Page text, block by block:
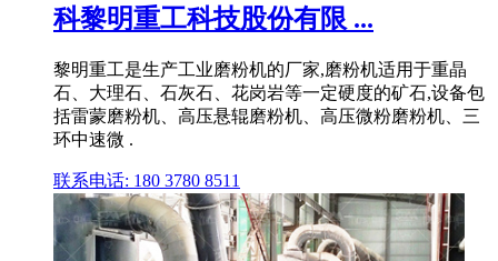
科黎明重工科技股份有限 ...
黎明重工是生产工业磨粉机的厂家,磨粉机适用于重晶
石、大理石、石灰石、花岗岩等一定硬度的矿石,设备包
括雷蒙磨粉机、高压悬辊磨粉机、高压微粉磨粉机、三
环中速微 .
联系电话: 180 3780 8511